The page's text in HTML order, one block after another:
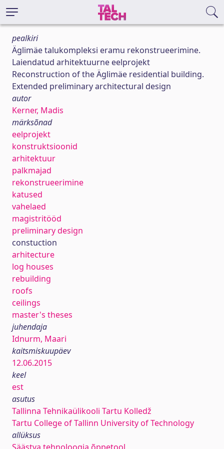
pealkiri
Äglimäe talukompleksi eramu rekonstrueerimine.
Laiendatud arhitektuurne eelprojekt
Reconstruction of the Äglimäe residential building.
Extended preliminary architectural design
autor
Kerner, Madis
märksõnad
eelprojekt
konstruktsioonid
arhitektuur
palkmajad
rekonstrueerimine
katused
vahelaed
magistritööd
preliminary design
constuction
arhitecture
log houses
rebuilding
roofs
ceilings
master's theses
juhendaja
Idnurm, Maari
kaitsmiskuupäev
12.06.2015
keel
est
asutus
Tallinna Tehnikaülikooli Tartu Kolledž
Tartu College of Tallinn University of Technology
allüksus